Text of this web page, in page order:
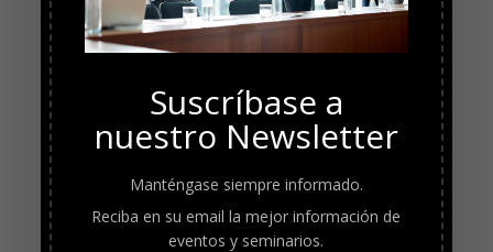
Suscríbase a
nuestro Newsletter
Manténgase siempre informado.
Reciba en su email la mejor información de
eventos y seminarios.